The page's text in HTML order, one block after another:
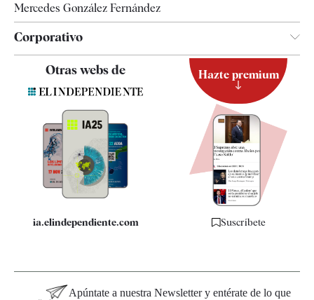
Mercedes González Fernández
Corporativo
Contacto
Quiénes somos
Especificaciones
Otras webs de
ia.elindependiente.com
Hazte premium
Suscríbete
Apúntate a nuestra Newsletter y entérate de lo que